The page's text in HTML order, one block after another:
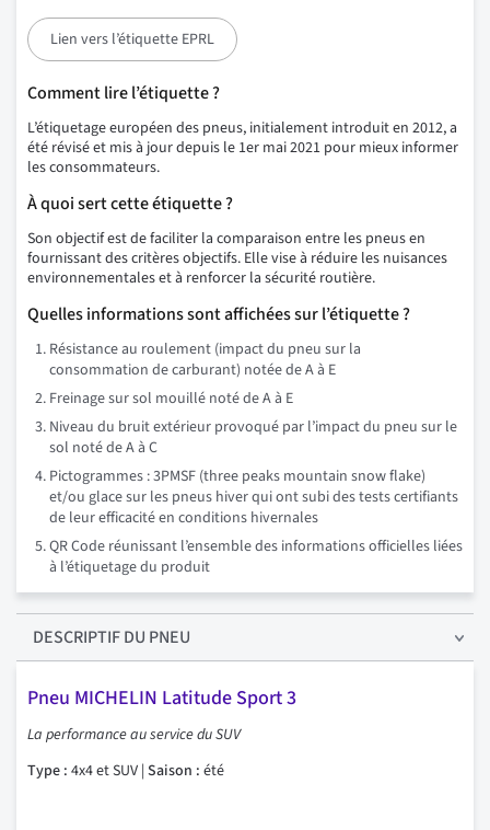
Lien vers l’étiquette EPRL
Comment lire l’étiquette ?
L’étiquetage européen des pneus, initialement introduit en 2012, a
été révisé et mis à jour depuis le 1er mai 2021 pour mieux informer
les consommateurs.
À quoi sert cette étiquette ?
Son objectif est de faciliter la comparaison entre les pneus en
fournissant des critères objectifs. Elle vise à réduire les nuisances
environnementales et à renforcer la sécurité routière.
Quelles informations sont affichées sur l’étiquette ?
Résistance au roulement (impact du pneu sur la
consommation de carburant) notée de A à E
Freinage sur sol mouillé noté de A à E
Niveau du bruit extérieur provoqué par l’impact du pneu sur le
sol noté de A à C
Pictogrammes : 3PMSF (three peaks mountain snow flake)
et/ou glace sur les pneus hiver qui ont subi des tests certifiants
de leur efficacité en conditions hivernales
QR Code réunissant l’ensemble des informations officielles liées
à l’étiquetage du produit
DESCRIPTIFDU PNEU
Pneu MICHELIN Latitude Sport 3
La performance au service du SUV
Type : 4x4 et SUV | Saison : été